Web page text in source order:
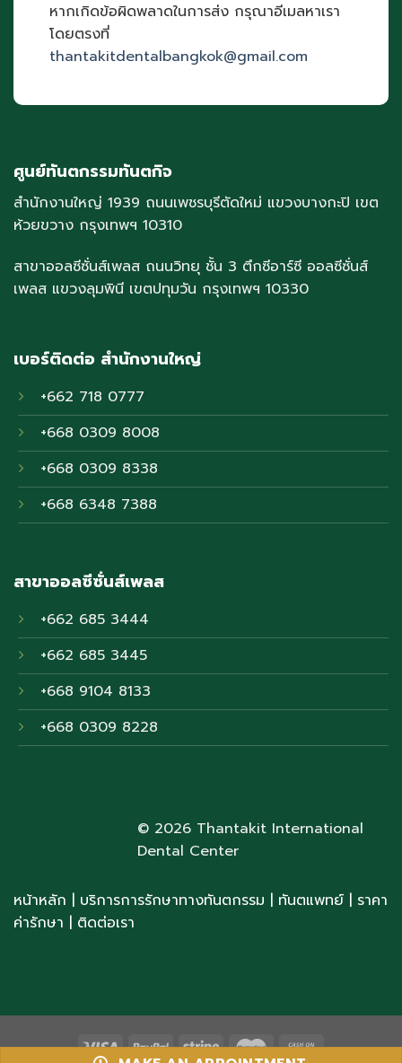
หากเกิดข้อผิดพลาดในการส่ง กรุณาอีเมลหาเรา
โดยตรงที่
thantakitdentalbangkok@gmail.com
ศูนย์ทันตกรรมทันตกิจ
สำนักงานใหญ่ 1939 ถนนเพชรบุรีตัดใหม่ แขวงบางกะปิ เขต
ห้วยขวาง กรุงเทพฯ 10310
สาขาออลซีซั่นส์เพลส ถนนวิทยุ ชั้น 3 ตึกซีอาร์ซี ออลซีซั่นส์
เพลส แขวงลุมพินี เขตปทุมวัน กรุงเทพฯ 10330
เบอร์ติดต่อ สำนักงานใหญ่
+662 718 0777
+668 0309 8008
+668 0309 8338
+668 6348 7388
สาขาออลซีซั่นส์เพลส
+662 685 3444
+662 685 3445
+668 9104 8133
+668 0309 8228
© 2026 Thantakit International
Dental Center
หน้าหลัก | บริการการรักษาทางทันตกรรม | ทันตแพทย์ | ราคา
ค่ารักษา | ติดต่อเรา